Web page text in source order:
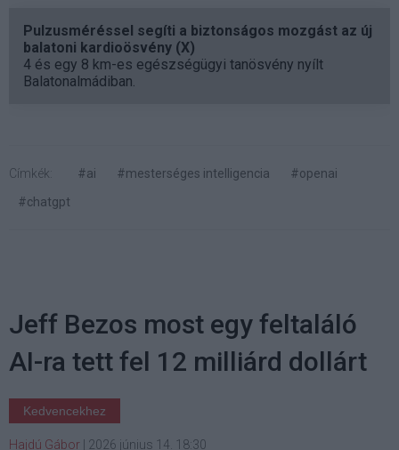
Pulzusméréssel segíti a biztonságos mozgást az új
balatoni kardioösvény (X)
4 és egy 8 km-es egészségügyi tanösvény nyílt
Balatonalmádiban.
Címkék: #ai #mesterséges intelligencia
#openai
#chatgpt
Jeff Bezos most egy feltaláló
AI-ra tett fel 12 milliárd dollárt
Kedvencekhez
Hajdú Gábor 2026 június 14. 18:30